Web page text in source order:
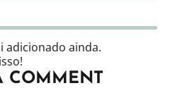
adicionado ainda.
COMMENT